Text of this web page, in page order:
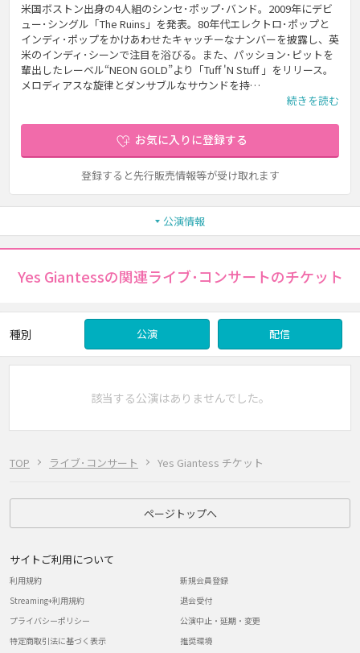
TOP ライブ･コンサート Yes Giantess チケット
米国ボストン出身の4人組のシンセ･ポップ･バンド。2009年にデビ
ュー･シングル「The Ruins」を発表。80年代エレクトロ･ポップと
インディ･ポップをかけあわせたキャッチーなナンバーを披露し、英
米のインディ･シーンで注目を浴びる。また、パッション･ピットを
輩出したレーベル“NEON GOLD”より「Tuff 'N Stuff 」をリリース。
メロディアスな旋律とダンサブルなサウンドを持…
続きを読む
お気に入りに登録する
登録すると先行販売情報等が受け取れます
公演情報
Yes Giantessの関連ライブ･コンサートのチケット
種別 公演 配信
該当する公演はありませんでした。
ページトップへ
サイトご利用について
利用規約
Streaming+利用規約
プライバシーポリシー
特定商取引法に基づく表示
新規会員登録
退会受付
公演中止・延期・変更
推奨環境